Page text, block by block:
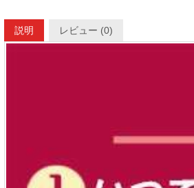
説明 レビュー (0)